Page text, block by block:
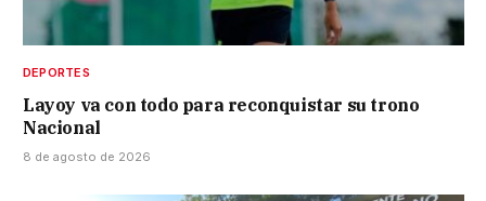
DEPORTES
Layoy va con todo para reconquistar su trono
Nacional
8 de agosto de 2026